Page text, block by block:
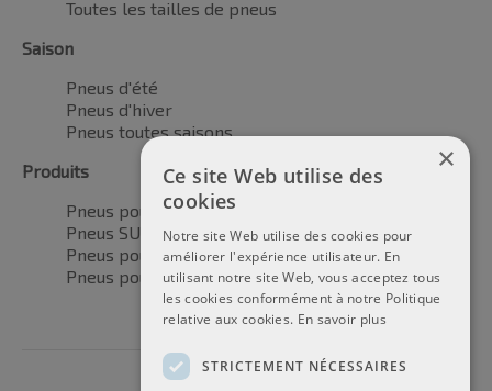
Toutes les tailles de pneus
Saison
Pneus d'été
Pneus d'hiver
Pneus toutes saisons
Produits
Pneus pour voitures
Pneus SUV / 4x4
Pneus pour camionnettes
Pneus pour motos
×
Ce site Web utilise des
cookies
Notre site Web utilise des cookies pour
améliorer l'expérience utilisateur. En
utilisant notre site Web, vous acceptez tous
les cookies conformément à notre Politique
relative aux cookies. En savoir plus
STRICTEMENT NÉCESSAIRES